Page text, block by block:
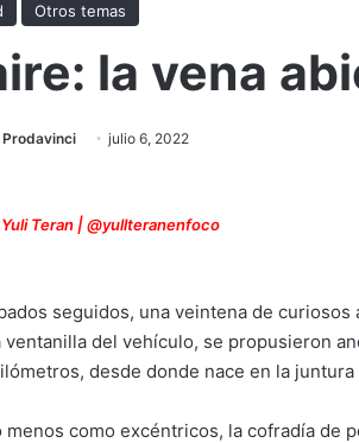
Otros temas
la vena
julio 6, 2022
Teran | @yullteranenfoco
seguidos, una veintena de
ventanilla del vehículo, se propusieron
desde donde nace en la
menos como excéntricos, la cofradía de